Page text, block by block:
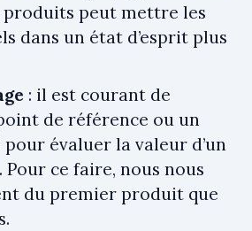
peut mettre les
dans un état d’esprit plus
: il est courant de
de référence ou un
pour évaluer la valeur d’un
ce faire, nous nous
du premier produit que